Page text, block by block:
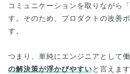
コミュニケーションを取りながら
す。そのため、プロダクトの改善
す。
つまり、単純にエンジニアとして働
の解決策が浮かびやすいと言えま